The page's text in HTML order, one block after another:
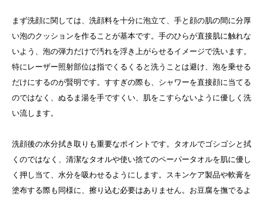
まず洗顔に関しては、洗顔料を十分に泡立て、手と顔の肌の間に分厚
い泡のクッションを作ることが基本です。手のひらが直接肌に触れな
いよう、泡の弾力だけで汚れを浮き上がらせるイメージで洗います。
特にレーザー照射部位は指でくるくると洗うことは避け、泡を乗せる
だけにするのが賢明です。すすぎの際も、シャワーを直接顔に当てる
のではなく、ぬるま湯を手ですくい、肌をこすらないように優しく洗
い流します。
洗顔後の水分拭き取りも重要なポイントです。タオルでゴシゴシと拭
くのではなく、清潔なタオルや使い捨てのペーパータオルを肌に優し
く押し当て、水分を吸わせるようにします。スキンケア製品や軟膏を
塗布する際も同様に、擦り込む必要はありません。お豆腐を撫でるよ